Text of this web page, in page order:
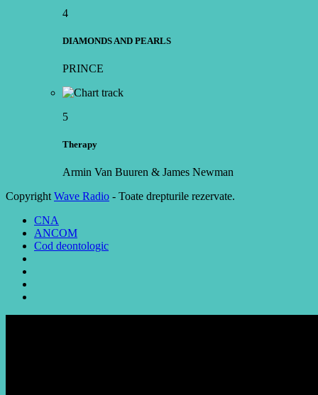
4
DIAMONDS AND PEARLS
PRINCE
5
Therapy
Armin Van Buuren & James Newman
Copyright Wave Radio - Toate drepturile rezervate.
CNA
ANCOM
Cod deontologic